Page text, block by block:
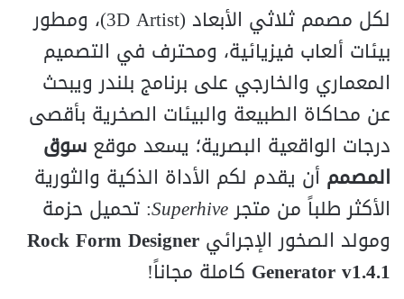
لكل مصمم ثلاثي الأبعاد ( 3DArtist
)، ومطور
بيئات ألعاب فيزيائية، ومحترف في التصميم
المعماري والخارجي على برنامج بلندر ويبحث
عن محاكاة الطبيعة والبيئات الصخرية بأقصى
درجات الواقعية البصرية؛ يسعد موقع سوق
المصمم أن يقدم لكم الأداة الذكية والثورية
الأكثر طلباً من متجرSuperhive: تحميل حزمة
ومولد الصخور الإجرائي Rock Form Designer
Generator v1.4.1 كاملة مجاناً!